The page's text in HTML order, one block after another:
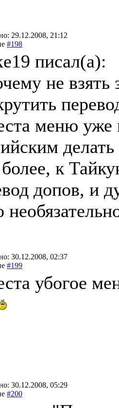
29.12.2008, 21:12
#198
писал(a):
не взять
меню уже
к
допов, и
30.12.2008, 02:37
#199
убогое
30.12.2008, 05:29
#200